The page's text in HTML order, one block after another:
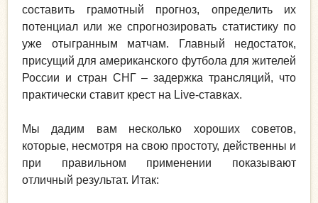
составить грамотный прогноз, определить их
потенциал или же спрогнозировать статистику по
уже отыгранным матчам. Главный недостаток,
присущий для американского футбола для жителей
России и стран СНГ – задержка трансляций, что
практически ставит крест на Live-ставках.
Мы дадим вам несколько хороших советов,
которые, несмотря на свою простоту, действенны и
при правильном применении показывают
отличный результат. Итак: